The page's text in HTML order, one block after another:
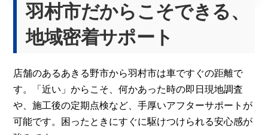
羽村市だからこそできる、
地域密着サポート
店舗のあるあきる野市から羽村市は車ですぐの距離で
す。「近い」からこそ、何かあった時の即日現地調査
や、施工後の定期点検など、手厚いアフターサポートが
可能です。困ったときにすぐに駆けつけられる安心感が